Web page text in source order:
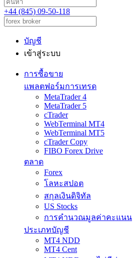
+44 (845) 09-50-118
บัญชี
เข้าสู่ระบบ
การซื้อขาย
แพลตฟอร์มการเทรด
MetaTrader 4
MetaTrader 5
cTrader
WebTerminal MT4
WebTerminal MT5
cTrader Copy
FIBO Forex Drive
ตลาด
Forex
โลหะสปอต
สกุลเงินดิจิทัล
US Stocks
การคำนวณมูลค่าคะแนน
ประเภทบัญชี
MT4 NDD
MT4 Cent